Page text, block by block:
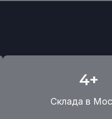
4+
Склада в